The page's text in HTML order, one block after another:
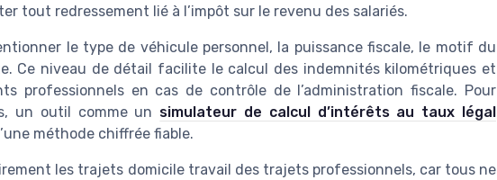
tout redressement lié à l’impôt sur le revenu des salariés.
le type de véhicule personnel, la puissance fiscale, le motif du
Ce niveau de détail facilite le calcul des indemnités kilométriques et
professionnels en cas de contrôle de l’administration fiscale. Pour
un outil comme un simulateur de calcul d’intérêts au taux légal
méthode chiffrée fiable.
les trajets domicile travail des trajets professionnels, car tous ne